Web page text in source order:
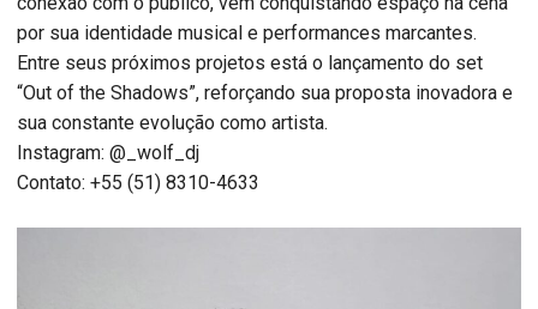
por sua identidade musical e performances marcantes.
Entre seus próximos projetos está o lançamento do set
“Out of the Shadows”, reforçando sua proposta inovadora e
sua constante evolução como artista.
Instagram: @_wolf_dj
Contato: +55 (51) 8310-4633